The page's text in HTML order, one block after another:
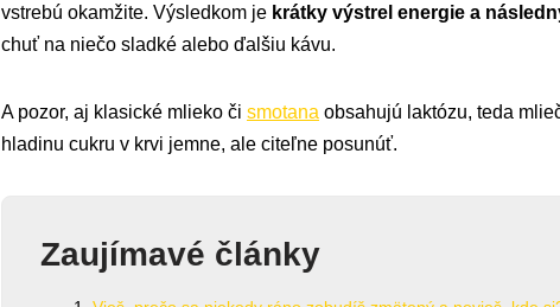
vstrebú okamžite. Výsledkom je krátky výstrel energie a
chuť na niečo sladké alebo ďalšiu kávu.
A pozor, aj klasické mlieko či smotana obsahujú laktózu, teda
hladinu cukru v krvi jemne, ale citeľne posunúť.
Zaujímavé články